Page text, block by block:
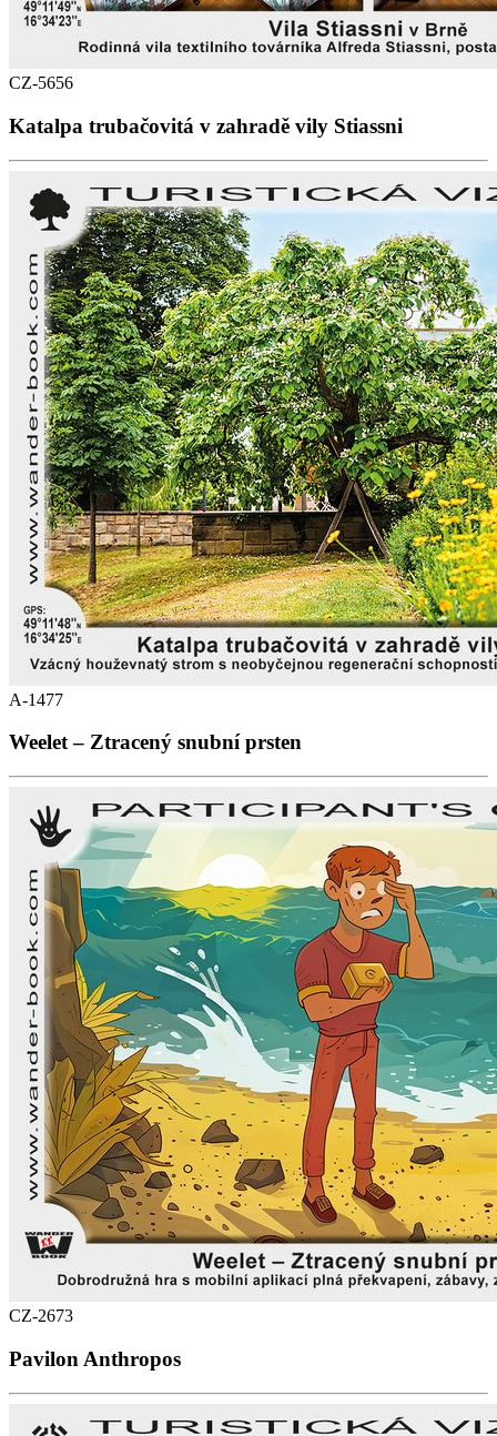
CZ-5656
Katalpa trubačovitá v zahradě vily Stiassni
A-1477
Weelet – Ztracený snubní prsten
CZ-2673
Pavilon Anthropos